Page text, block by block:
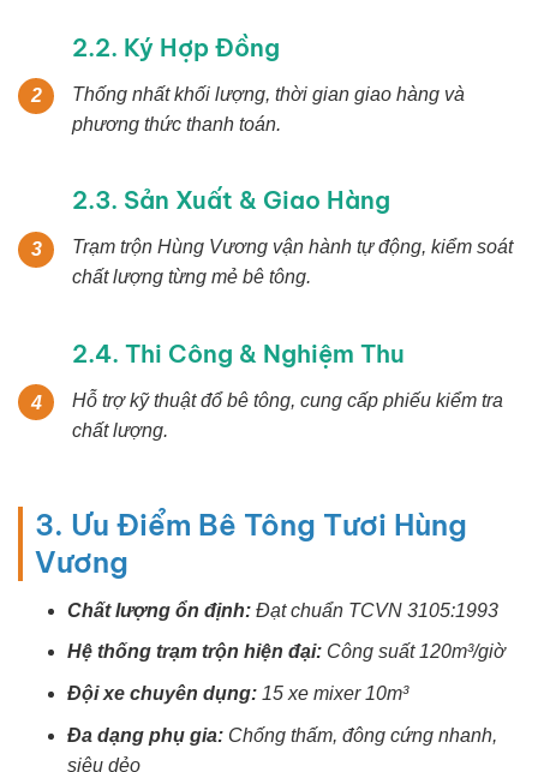
2
2.2. Ký Hợp Đồng
Thống nhất khối lượng, thời gian giao hàng và
phương thức thanh toán.
3
2.3. Sản Xuất & Giao Hàng
Trạm trộn Hùng Vương vận hành tự động, kiểm soát
chất lượng từng mẻ bê tông.
4
2.4. Thi Công & Nghiệm Thu
Hỗ trợ kỹ thuật đổ bê tông, cung cấp phiếu kiểm tra
chất lượng.
3. Ưu Điểm Bê Tông Tươi Hùng
Vương
Chất lượng ổn định:Đạt chuẩn TCVN 3105:1993
Hệ thống trạm trộn hiện đại:Công suất 120m³/giờ
Đội xe chuyên dụng:15 xe mixer 10m³
Đa dạng phụ gia:Chống thấm, đông cứng nhanh,
siêu dẻo